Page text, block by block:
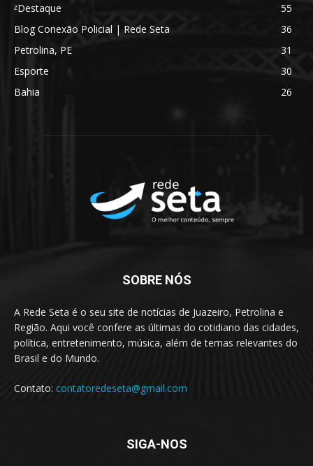
ᶻDestaque
55
Blog Conexão Policial | Rede Seta
36
Petrolina, PE
31
Esporte
30
Bahia
26
SOBRE NÓS
A Rede Seta é o seu site de notícias de Juazeiro, Petrolina e
Região. Aqui você confere as últimas do cotidiano das cidades,
política, entretenimento, música, além de temas relevantes do
Brasil e do Mundo.
Contato: contatoredeseta@gmail.com
SIGA-NOS